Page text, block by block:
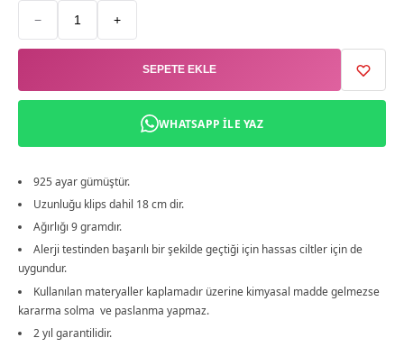
− +
SEPETE EKLE
WHATSAPP ILE YAZ
925 ayar gümüştür.
Uzunluğu klips dahil 18 cm dir.
Ağırlığı 9 gramdır.
Alerji testinden başarılı bir şekilde geçtiği için hassas ciltler için de
uygundur.
Kullanılan materyaller kaplamadır üzerine kimyasal madde gelmezse
kararma solma ve paslanma yapmaz.
2 yıl garantilidir.